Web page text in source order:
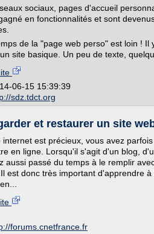
sociaux, pages d'accueil
en fonctionnalités et sont
de la "page web perso" est loin !
site basique. Un peu de texte,
06-15 15:39:39
sdz.tdct.org
et restaurer un site
internet est précieux, vous avez
en ligne. Lorsqu'il s'agit d'un blog,
aussi passé du temps à le remplir
est donc très important d'apprendre
forums.cnetfrance.fr